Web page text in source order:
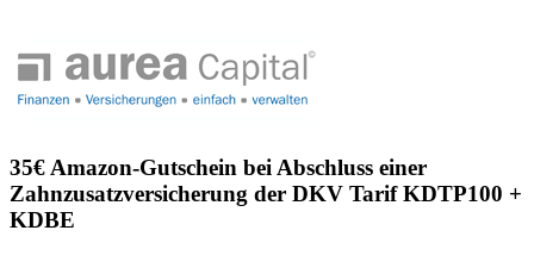
35€ Amazon-Gutschein bei Abschluss einer
Zahnzusatzversicherung der DKV Tarif KDTP100 +
KDBE